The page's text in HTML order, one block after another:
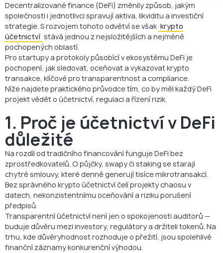
Decentralizované finance (DeFi) změnily způsob, jakým
společnosti i jednotlivci spravují aktiva, likviditu a investiční
strategie. S rozvojem tohoto odvětví se však krypto
účetnictví stává jednou z nejsložitějších a nejméně
pochopených oblastí.
Pro startupy a protokoly působící v ekosystému DeFi je
pochopení, jak sledovat, oceňovat a vykazovat krypto
transakce, klíčové pro transparentnost a compliance.
Níže najdete praktického průvodce tím, co by měl každý DeFi
projekt vědět o účetnictví, regulaci a řízení rizik.
1. Proč je účetnictví v DeFi
důležité
Na rozdíl od tradičního financování funguje DeFi bez
zprostředkovatelů. O půjčky, swapy či staking se starají
chytré smlouvy, které denně generují tisíce mikrotransakcí.
Bez správného krypto účetnictví čelí projekty chaosu v
datech, nekonzistentnímu oceňování a riziku porušení
předpisů.
Transparentní účetnictví není jen o spokojenosti auditorů —
buduje důvěru mezi investory, regulátory a držiteli tokenů. Na
trhu, kde důvěryhodnost rozhoduje o přežití, jsou spolehlivé
finanční záznamy konkurenční výhodou.